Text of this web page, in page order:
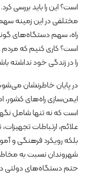
است؟ این را باید بررسی
مختلفی در این زمینه
راه، سهم دستگاه‌های
است؟ کاری کنیم که مردم
را در زندگی خود نداشته
در پایان خاطرنشان
ایمن‌سازی راه‌های کشور،
است که نه تنها شامل
علائم، ارتباطات
بلکه رویکرد فرهنگی و
شهروندان نسبت به
حتم دستگاه‌های دولتی